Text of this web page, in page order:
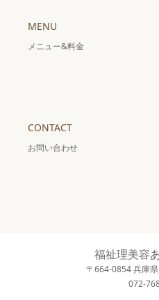
MENU
メニュー&料金
CONTACT
お問い合わせ
福祉理美容
〒664-0854 兵庫
072-